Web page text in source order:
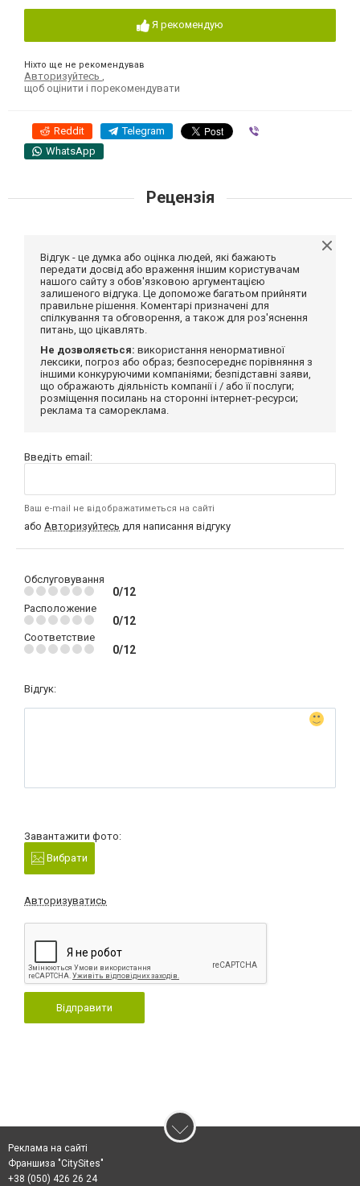
Я рекомендую
Ніхто ще не рекомендував
Авторизуйтесь
щоб оцінити і порекомендувати
Reddit Telegram
WhatsApp
Рецензія
Відгук - це думка або оцінка людей, які бажають
передати досвід або враження іншим користувачам
нашого сайту з обов'язковою аргументацією
залишеного відгука. Це допоможе багатьом прийняти
правильне рішення. Коментарі призначені для
спілкування та обговорення, а також для роз'яснення
питань, що цікавлять.
Не дозволяється: використання ненормативної
лексики, погроз або образ; безпосереднє порівняння з
іншими конкуруючими компаніями; безпідставні заяви,
що ображають діяльність компанії і / або її послуги;
розміщення посилань на сторонні інтернет-ресурси;
реклама та самореклама.
Введіть email:
Ваш e-mail не відображатиметься на сайті
або Авторизуйтесь для написання відгуку
Обслуговування
0/12
Расположение
0/12
Соответствие
0/12
Відгук:
Завантажити фото:
Вибрати
Авторизуватись
Відправити
Реклама на сайті
Франшиза "CitySites"
+38 (050) 426 26 24